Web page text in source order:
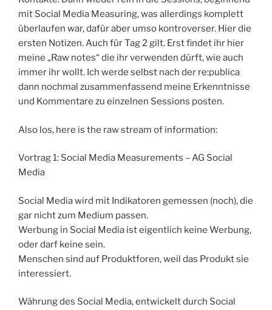
mit Social Media Measuring, was allerdings komplett
überlaufen war, dafür aber umso kontroverser. Hier die
ersten Notizen. Auch für Tag 2 gilt. Erst findet ihr hier
meine „Raw notes“ die ihr verwenden dürft, wie auch
immer ihr wollt. Ich werde selbst nach der re:publica
dann nochmal zusammenfassend meine Erkenntnisse
und Kommentare zu einzelnen Sessions posten.
Also los, here is the raw stream of information:
Vortrag 1: Social Media Measurements – AG Social
Media
Social Media wird mit Indikatoren gemessen (noch), die
gar nicht zum Medium passen.
Werbung in Social Media ist eigentlich keine Werbung,
oder darf keine sein.
Menschen sind auf Produktforen, weil das Produkt sie
interessiert.
Währung des Social Media, entwickelt durch Social